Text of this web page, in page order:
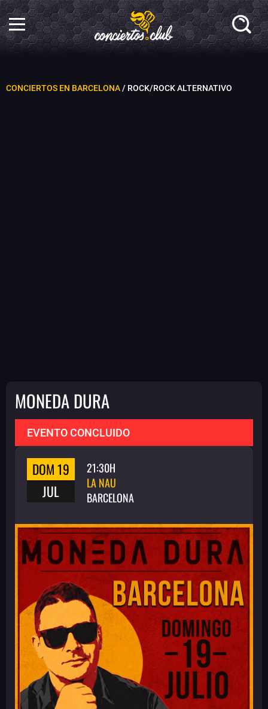
CONCIERTOS EN BARCELONA/ ROCK/ROCK ALTERNATIVO
MONEDA DURA
EVENTO CONCLUIDO
DOM 19
JUL
21:30H
LA NAU
BARCELONA